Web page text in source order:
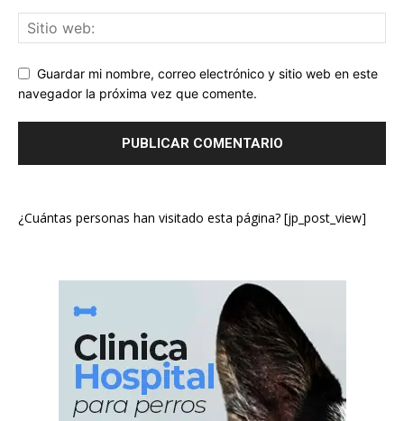
Guardar mi nombre, correo electrónico y sitio web en este
navegador la próxima vez que comente.
¿Cuántas personas han visitado esta página? [jp_post_view]